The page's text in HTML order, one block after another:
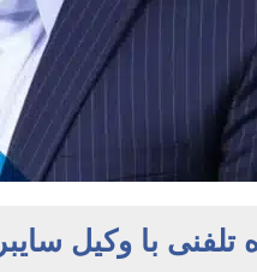
تلفنی با وکیل